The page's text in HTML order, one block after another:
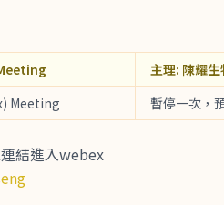
主理: 陳耀生
Meeting
暫停一次，
結進入webex